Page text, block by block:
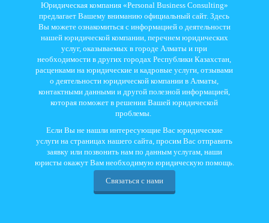
Юридическая компания «Personal Business Consulting»
предлагает Вашему вниманию официальный сайт. Здесь
Вы можете ознакомиться с информацией о деятельности
нашей юридической компании, перечнем юридических
услуг, оказываемых в городе Алматы и при
необходимости в других городах Республики Казахстан,
расценками на юридические и кадровые услуги, отзывами
о деятельности юридической компании в Алматы,
контактными данными и другой полезной информацией,
которая поможет в решении Вашей юридической
проблемы.
Если Вы не нашли интересующие Вас юридические
услуги на страницах нашего сайта, просим Вас отправить
заявку или позвонить нам по данным услугам, наши
юристы окажут Вам необходимую юридическую помощь.
Связаться с нами